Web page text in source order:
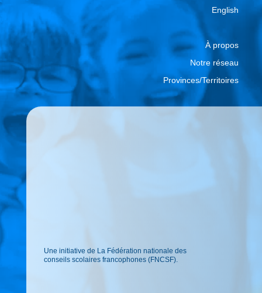
English
À propos
Notre réseau
Provinces/Territoires
Une initiative de La Fédération nationale des
conseils scolaires francophones (FNCSF).